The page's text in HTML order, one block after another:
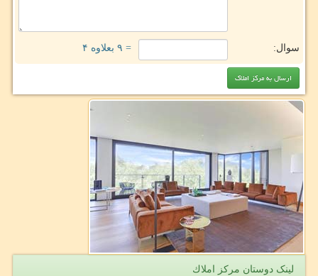
سوال: = ۹ بعلاوه ۴
لینک دوستان مركز املاك